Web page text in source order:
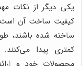
یکی دیگر از نکات
کیفیت ساخت آن است.
ساخته شده باشند،
کمتری پیدا